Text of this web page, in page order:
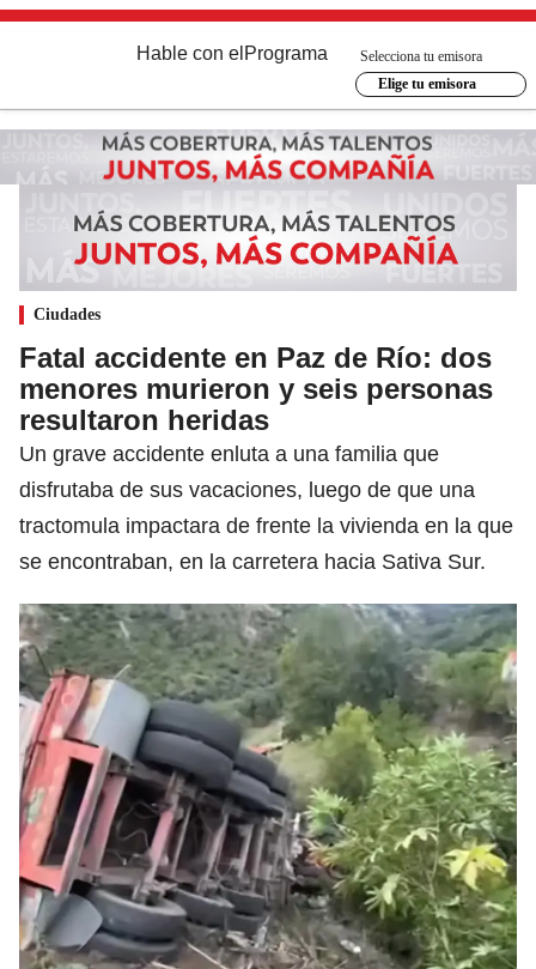
Hable con el Programa
Selecciona tu emisora
Elige tu emisora
Ciudades
Fatal accidente en Paz de Río: dos
menores murieron y seis personas
resultaron heridas
Un grave accidente enluta a una familia que
disfrutaba de sus vacaciones, luego de que una
tractomula impactara de frente la vivienda en la que
se encontraban, en la carretera hacia Sativa Sur.